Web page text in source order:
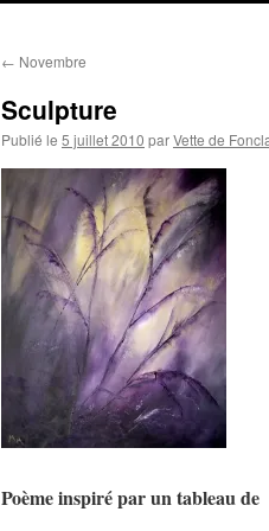
← Novembre
Sculpture
Publié le 5 juillet 2010 parVette de
Poème inspiré par un tableau